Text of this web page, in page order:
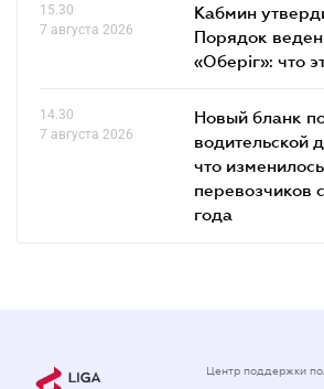
15.30
7 августа 2026
Кабмин
Порядок
«Оберіг»: что
14.30
7 августа 2026
Новый бланк
водительской
что
перевозчиков
года
Центр поддержки